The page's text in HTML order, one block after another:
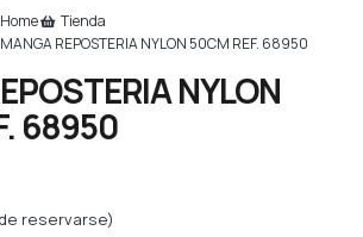
Home
Tienda
MANGA REPOSTERIA NYLON 50CM REF. 68950
NYLON
68950
reservarse)